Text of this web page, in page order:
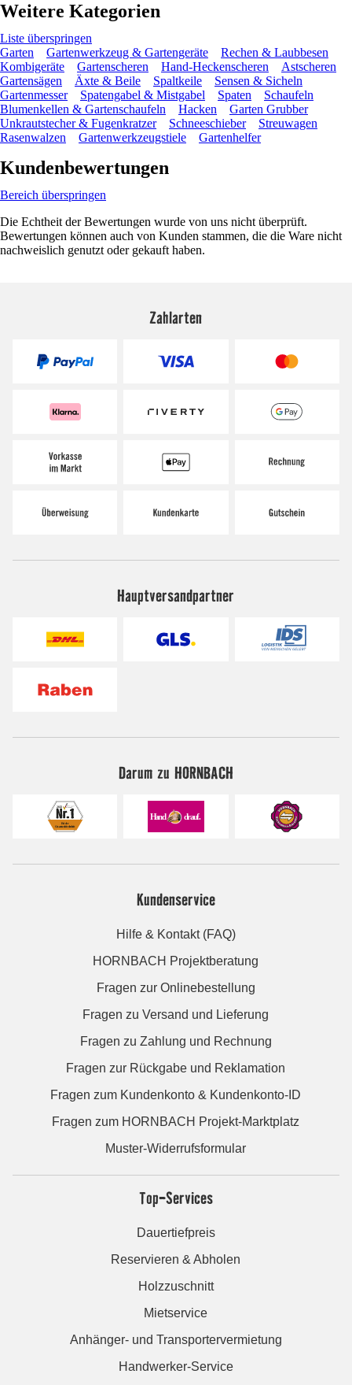
Weitere Kategorien
Liste überspringen
Garten
Gartenwerkzeug & Gartengeräte
Rechen & Laubbesen
Kombigeräte
Gartenscheren Hand-Heckenscheren
Astscheren
Gartensägen
Äxte & Beile Spaltkeile
Sensen & Sicheln
Gartenmesser
Spatengabel & Mistgabel Spaten
Schaufeln
Blumenkellen & Gartenschaufeln
Hacken
Garten Grubber
Unkrautstecher & Fugenkratzer
Schneeschieber
Streuwagen
Rasenwalzen
Gartenwerkzeugstiele Gartenhelfer
Kundenbewertungen
Bereich überspringen
Die Echtheit der Bewertungen wurde von uns nicht überprüft.
Bewertungen können auch von Kunden stammen, die die Ware nicht
nachweislich genutzt oder gekauft haben.
Zahlarten
Hauptversandpartner
Darum zu HORNBACH
Kundenservice
Hilfe & Kontakt (FAQ)
HORNBACH Projektberatung
Fragen zur Onlinebestellung
Fragen zu Versand und Lieferung
Fragen zu Zahlung und Rechnung
Fragen zur Rückgabe und Reklamation
Fragen zum Kundenkonto & Kundenkonto-ID
Fragen zum HORNBACH Projekt-Marktplatz
Muster-Widerrufsformular
Top-Services
Dauertiefpreis
Reservieren & Abholen
Holzzuschnitt
Mietservice
Anhänger- und Transportervermietung
Handwerker-Service